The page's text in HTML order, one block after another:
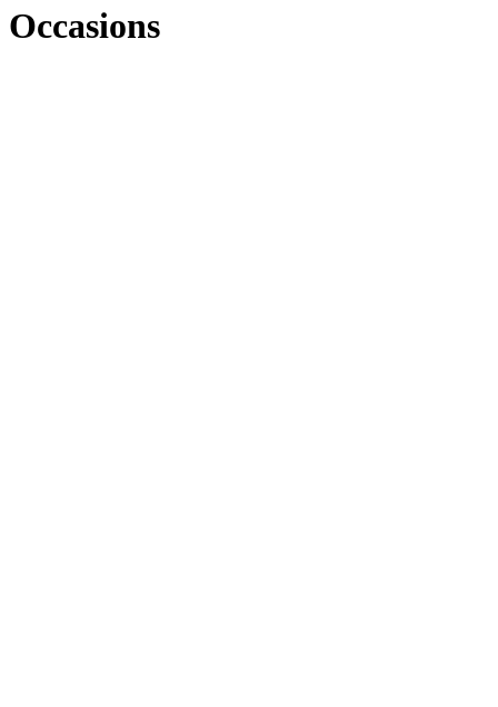
Occasions